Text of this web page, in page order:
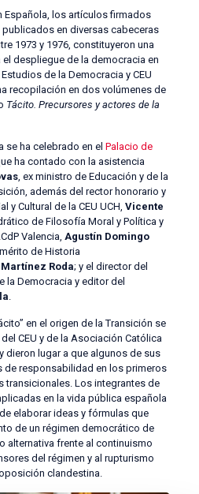
Española, los artículos firmados
publicados en diversas cabeceras
1973 y 1976, constituyeron una
despliegue de la democracia en
de la Democracia y CEU
recopilación en dos volúmenes de
Tácito. Precursores y actores de la
se ha celebrado en el Palacio de
ha contado con la asistencia
, ex ministro de Educación y de la
además del rector honorario y
y Cultural de la CEU UCH, Vicente
de Filosofía Moral y Política y
Valencia, Agustín Domingo
de Historia
Roda; y el director del
la Democracia y editor del
.
en el origen de la Transición se
CEU y de la Asociación Católica
dieron lugar a que algunos de sus
de responsabilidad en los primeros
transicionales. Los integrantes de
en la vida pública española
elaborar ideas y fórmulas que
de un régimen democrático de
alternativa frente al continuismo
del régimen y al rupturismo
clandestina.